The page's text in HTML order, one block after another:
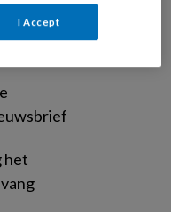
het
I Accept